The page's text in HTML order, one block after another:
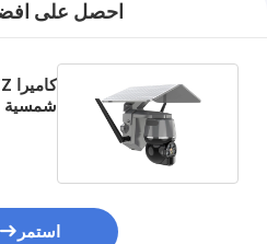
احصل على
استمر